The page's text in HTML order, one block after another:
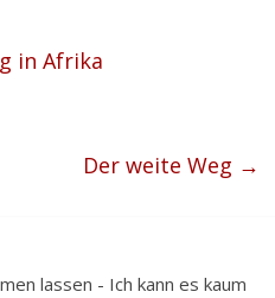
in Afrika
Der weite Weg →
lassen - Ich kann es kaum